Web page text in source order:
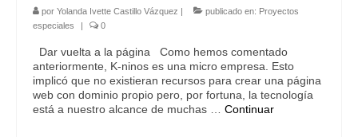
por Yolanda Ivette Castillo Vázquez | publicado en: Proyectos
especiales
| 0
Dar vuelta a la página Como hemos comentado
anteriormente, K-ninos es una micro empresa. Esto
implicó que no existieran recursos para crear una página
web con dominio propio pero, por fortuna, la tecnología
está a nuestro alcance de muchas … Continuar